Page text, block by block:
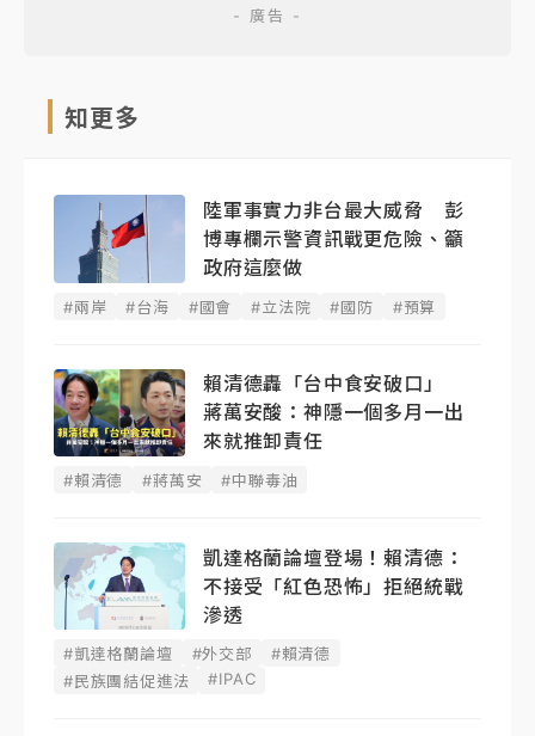
知更多
陸軍事實力非台最大威脅 彭
博專欄示警資訊戰更危險、籲
政府這麼做
#兩岸 #台海 #國會 #立法院 #國防 #預算
賴清德轟「台中食安破口」
蔣萬安酸：神隱一個多月一出
來就推卸責任
#賴清德 #蔣萬安 #中聯毒油
凱達格蘭論壇登場！賴清德：
不接受「紅色恐怖」拒絕統戰
滲透
#凱達格蘭論壇 #外交部
#賴清德
#民族團結促進法
#IPAC